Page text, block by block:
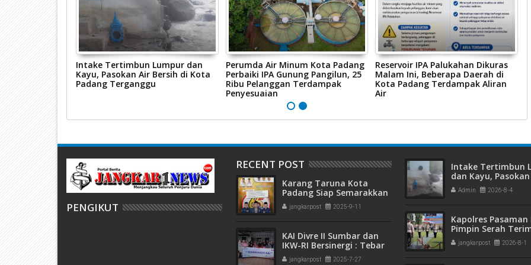
Intake Tertimbun Lumpur dan
Kayu, Pasokan Air Bersih di Kota
Padang Terganggu
Perumda Air Minum Kota Padang
Perbaiki IPA Gunung Pangilun, 25
Ribu Pelanggan Terdampak
Penyesuaian
Reservoir IPA Palukahan Dikuras
Malam Ini, Beberapa Daerah di
Kota Padang Terdampak Aliran
Air
PENGIKUT
RECENT POST
Karang Taruna Kota
Padang Siap Semarakkan
HUT ke-65 : Dari
Lapangan Hijau hingga
jangkarpost 2025-9-11
KAI Divre II Sumbar dan
IKW-RI Bersinergi : Tebar
Kepedulian Sosial Untuk
jangkarpost 2025-7-27
Intake Tertimbun
dan Kayu,
Bersih di Kota
Terganggu
Admin 2026-8-4
Kapolres
Pimpin Serah
Jabatan PJU Polres
Kapolsek Sungai
jangkarpost 2026-8-1